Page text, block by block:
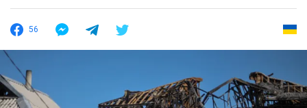
56